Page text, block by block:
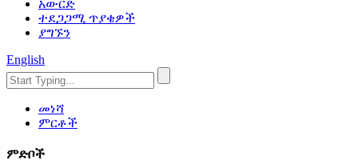
አውርድ
ተደጋጋሚ ጥያቄዎች
ያግኙን
English
መነሻ
ምርቶች
ምድቦች